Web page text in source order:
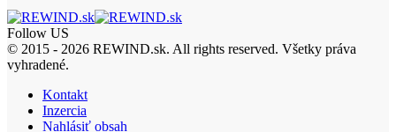
Follow US
© 2015 - 2026 REWIND.sk. All rights reserved. Všetky práva
vyhradené.
Kontakt
Inzercia
Nahlásiť obsah